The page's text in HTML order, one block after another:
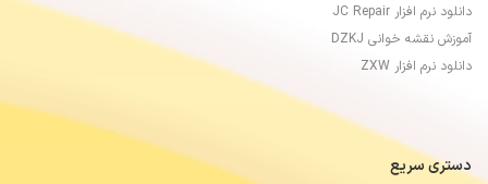
دانلود نرم افزار JC Repair
آموزش نقشه خوانی DZKJ
دانلود نرم افزار ZXW
دستری سریع